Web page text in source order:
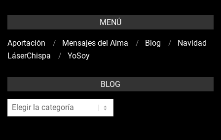
MENÚ
Aportación Mensajes del Alma Blog
Navidad
LáserChispa
YoSoy
BLOG
blog